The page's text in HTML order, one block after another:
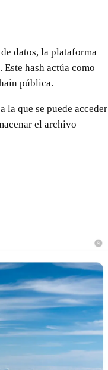
datos, la plataforma
hash actúa como
pública.
la que se puede acceder
el archivo